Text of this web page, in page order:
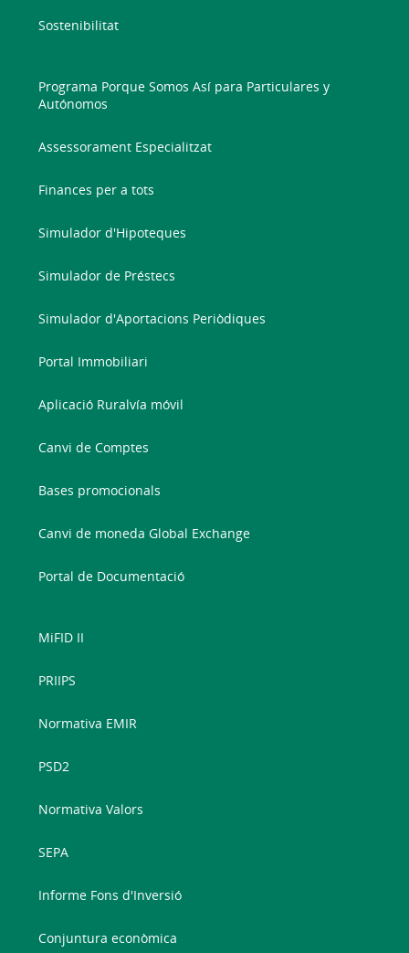
Sostenibilitat
Programa Porque Somos Así para Particulares y
Autónomos
Assessorament Especialitzat
Finances per a tots
Simulador d'Hipoteques
Simulador de Préstecs
Simulador d'Aportacions Periòdiques
Portal Immobiliari
Aplicació Ruralvía móvil
Canvi de Comptes
Bases promocionals
Canvi de moneda Global Exchange
Portal de Documentació
MiFID II
PRIIPS
Normativa EMIR
PSD2
Normativa Valors
SEPA
Informe Fons d'Inversió
Conjuntura econòmica